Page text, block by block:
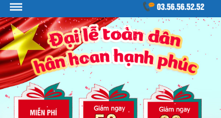
03.56.56.52.52